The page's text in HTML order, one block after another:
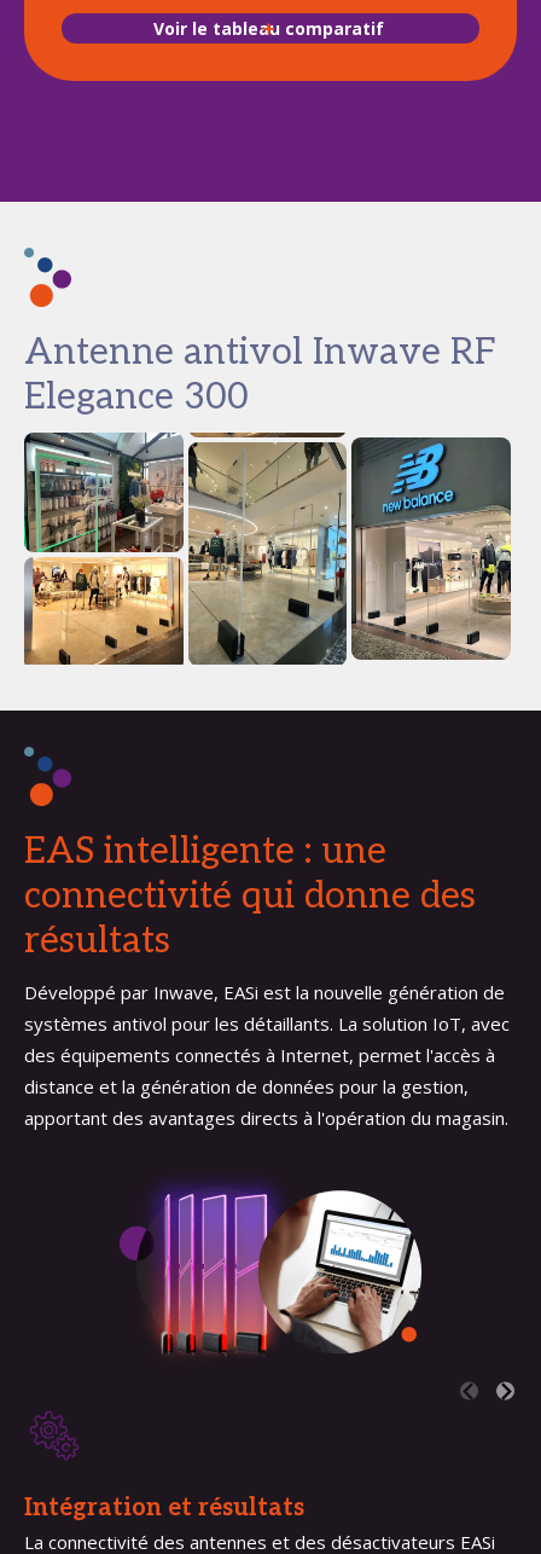
Voir le tableau comparatif
Antenne antivol Inwave RF
Elegance 300
EAS intelligente : une
connectivité qui donne des
résultats
Développé par Inwave, EASi est la nouvelle génération de
systèmes antivol pour les détaillants. La solution IoT, avec
des équipements connectés à Internet, permet l'accès à
distance et la génération de données pour la gestion,
apportant des avantages directs à l'opération du magasin.
Intégration et résultats
La connectivité des antennes et des désactivateurs EASi